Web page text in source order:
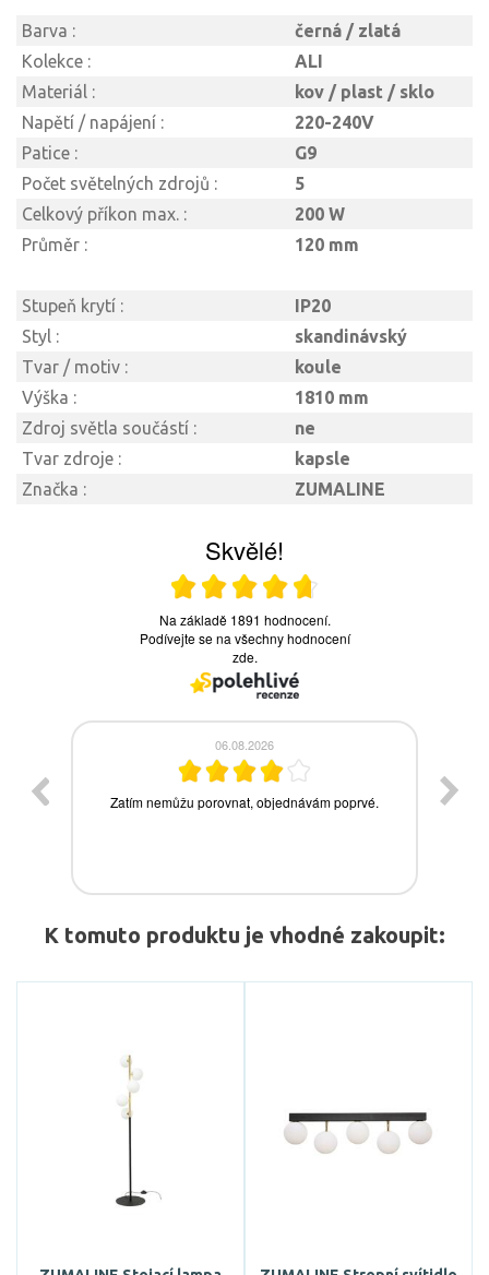
Barva :
černá / zlatá
Kolekce :
ALI
Materiál :
kov / plast / sklo
Napětí / napájení :
220-240V
Patice :
G9
Počet světelných zdrojů :
5
Celkový příkon max. :
200 W
Průměr :
120 mm
Stupeň krytí :
IP20
Styl :
skandinávský
Tvar / motiv :
koule
Výška :
1810 mm
Zdroj světla součástí :
ne
Tvar zdroje :
kapsle
Značka :
ZUMALINE
K tomuto produktu je vhodné zakoupit: